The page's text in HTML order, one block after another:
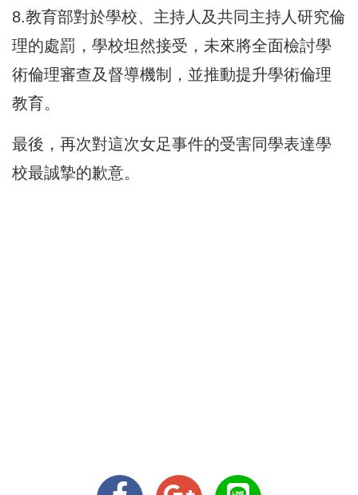
8.教育部對於學校、主持人及共同主持人研究倫
理的處罰，學校坦然接受，未來將全面檢討學
術倫理審查及督導機制，並推動提升學術倫理
教育。
最後，再次對這次女足事件的受害同學表達學
校最誠摯的歉意。